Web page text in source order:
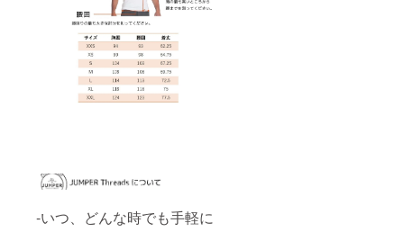
-いつ、どんな時でも手軽に